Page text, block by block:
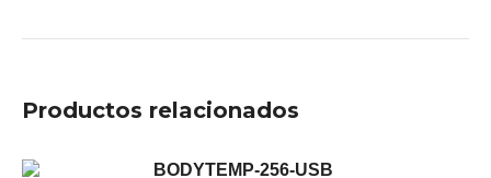
Productos relacionados
BODYTEMP-256-USB